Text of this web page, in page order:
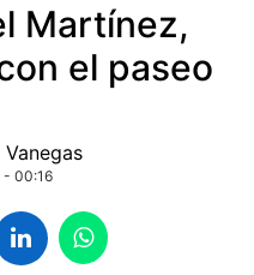
Martínez,
el paseo
00:16